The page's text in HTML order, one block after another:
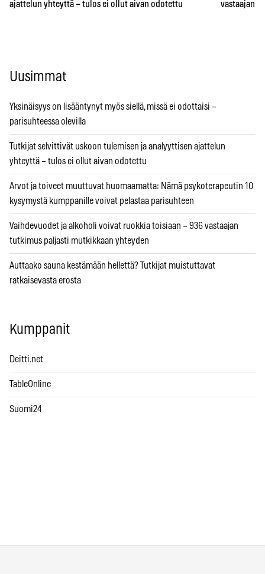
ajattelun yhteyttä – tulos ei ollut aivan odotettu
vastaajan
Uusimmat
Yksinäisyys on lisääntynyt myös siellä, missä ei odottaisi –
parisuhteessa olevilla
Tutkijat selvittivät uskoon tulemisen ja analyyttisen ajattelun
yhteyttä – tulos ei ollut aivan odotettu
Arvot ja toiveet muuttuvat huomaamatta: Nämä psykoterapeutin 10
kysymystä kumppanille voivat pelastaa parisuhteen
Vaihdevuodet ja alkoholi voivat ruokkia toisiaan – 936 vastaajan
tutkimus paljasti mutkikkaan yhteyden
Auttaako sauna kestämään hellettä? Tutkijat muistuttavat
ratkaisevasta erosta
Kumppanit
Deitti.net
TableOnline
Suomi24